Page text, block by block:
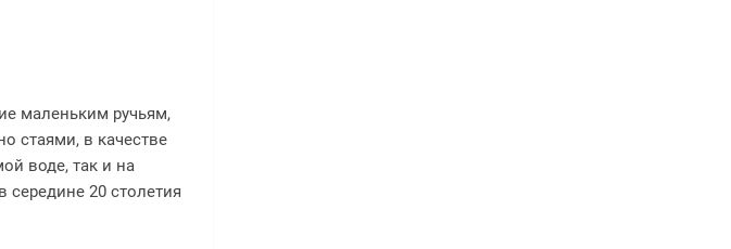
маленьким ручьям,
стаями, в качестве
воде, так и на
середине 20 столетия